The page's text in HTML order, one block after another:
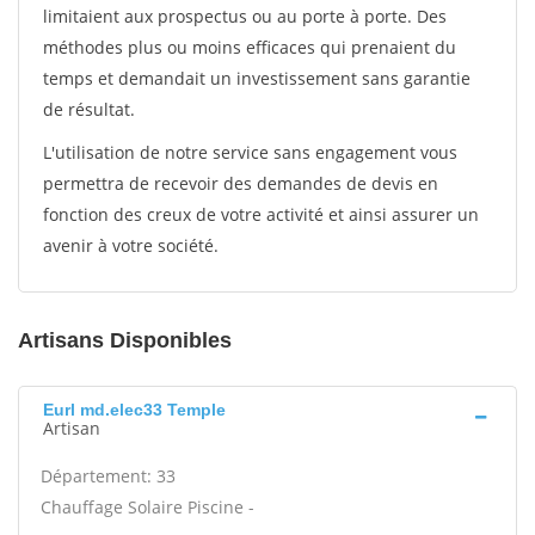
limitaient aux prospectus ou au porte à porte. Des
méthodes plus ou moins efficaces qui prenaient du
temps et demandait un investissement sans garantie
de résultat.
L'utilisation de notre service sans engagement vous
permettra de recevoir des demandes de devis en
fonction des creux de votre activité et ainsi assurer un
avenir à votre société.
Artisans Disponibles
Eurl md.elec33 Temple
Artisan
Département: 33
Chauffage Solaire Piscine -